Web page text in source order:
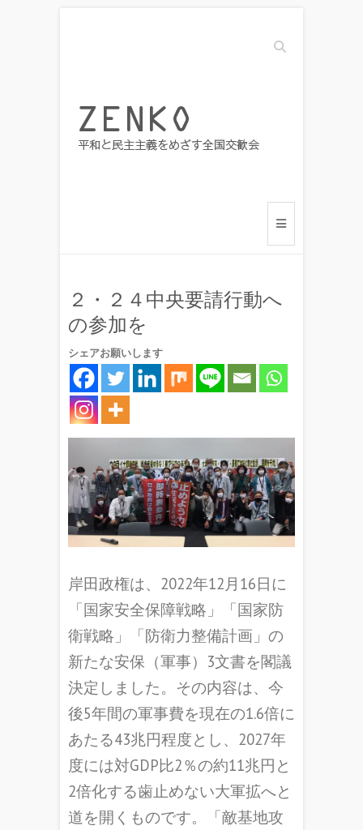
Search
２・２４中央要請行動へ
の参加を
シェアお願いします
岸田政権は、2022年12月16日に
「国家安全保障戦略」「国家防
衛戦略」「防衛力整備計画」の
新たな安保（軍事）3文書を閣議
決定しました。その内容は、今
後5年間の軍事費を現在の1.6倍に
あたる43兆円程度とし、2027年
度には対GDP比2％の約11兆円と
2倍化する歯止めない大軍拡へと
道を開くものです。「敵基地攻